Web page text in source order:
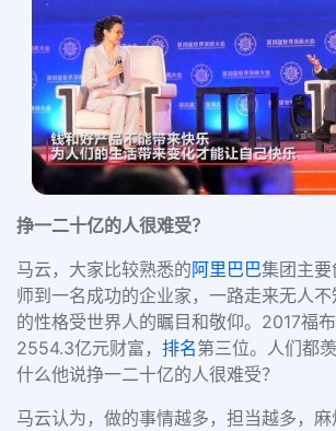
挣一二十亿的人很难受？
马云，大家比较熟悉的阿里巴巴集团主
师到一名成功的企业家，一路走来无人
的性格受世界人的瞩目和敬仰。2017福
2554.3亿元财富， 排名第三位。人们都
什么他说挣一二十亿的人很难受？
马云认为，做的事情越多，担当越多，